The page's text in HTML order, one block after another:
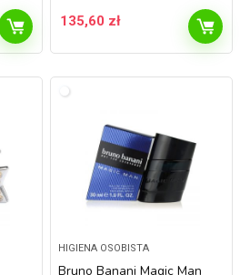
135,60 zł
HIGIENA OSOBISTA
Bruno Banani Magic Man